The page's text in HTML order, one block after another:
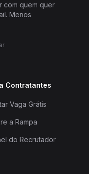
com quem quer
Menos
Contratantes
Vaga Grátis
a Rampa
do Recrutador